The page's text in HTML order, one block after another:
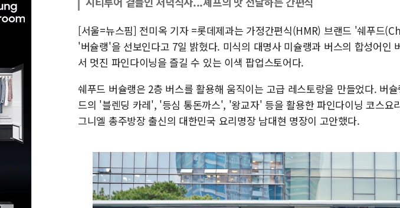
[서울=뉴스핌] 전미옥 기자 =롯데제과는 가정간편식(HMR) 브랜드 '쉐푸드
'버슐랭'을 선보인다고 7일 밝혔다. 미식의 대명사 미슐랭과 버스의 합성어인
서 멋진 파인다이닝을 즐길 수 있는 이색 팝업스토어다.
쉐푸드 버슐랭은 2층 버스를 활용해 움직이는 고급 레스토랑을 만들었다. 버
드의 '블렌딩 카레', '등심 통돈까스', '왕교자' 등을 활용한 파인다이닝 코스요
그니엘 총주방장 출신의 대한민국 요리명장 남대현 명장이 고안했다.